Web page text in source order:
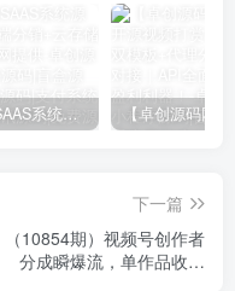
最新短剧SAAS系统源码下载｜多端分销+云存储｜卓创源码网提供
下一篇
（10854期）视频号创作者
分成瞬爆流，单作品收益